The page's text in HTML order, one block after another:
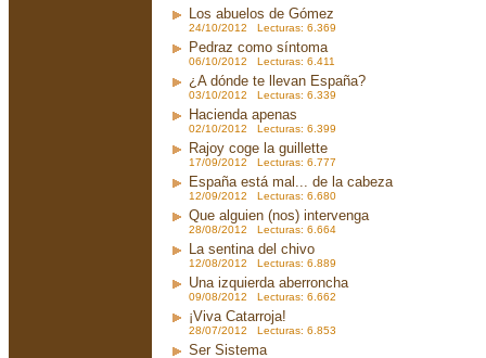
Los abuelos de Gómez
24/10/2012 Lecturas: 6.369
Pedraz como síntoma
06/10/2012 Lecturas: 6.411
¿A dónde te llevan España?
03/10/2012 Lecturas: 6.339
Hacienda apenas
02/10/2012 Lecturas: 6.399
Rajoy coge la guillette
17/09/2012 Lecturas: 6.777
España está mal... de la cabeza
12/09/2012 Lecturas: 6.680
Que alguien (nos) intervenga
28/08/2012 Lecturas: 6.664
La sentina del chivo
12/08/2012 Lecturas: 6.889
Una izquierda aberroncha
09/08/2012 Lecturas: 6.662
¡Viva Catarroja!
28/07/2012 Lecturas: 6.853
Ser Sistema